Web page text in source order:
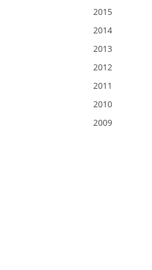
2015
2014
2013
2012
2011
2010
2009